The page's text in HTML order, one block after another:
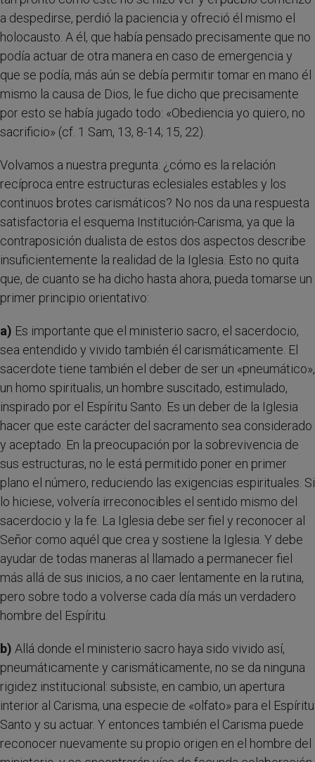
a despedirse, perdió la paciencia y ofreció él mismo el
holocausto. A él, que había pensado precisamente que no
podía actuar de otra manera en caso de emergencia y
que se podía, más aún se debía permitir tomar en mano él
mismo la causa de Dios, le fue dicho que precisamente
por esto se había jugado todo: «Obediencia yo quiero, no
sacrificio» (cf. 1 Sam, 13, 8-14; 15, 22).
Volvamos a nuestra pregunta: ¿cómo es la relación
recíproca entre estructuras eclesiales estables y los
continuos brotes carismáticos? No nos da una respuesta
satisfactoria el esquema Institución-Carisma, ya que la
contraposición dualista de estos dos aspectos describe
insuficientemente la realidad de la Iglesia. Esto no quita
que, de cuanto se ha dicho hasta ahora, pueda tomarse un
primer principio orientativo:
a) Es importante que el ministerio sacro, el sacerdocio,
sea entendido y vivido también él carismáticamente. El
sacerdote tiene también el deber de ser un «pneumático»,
un homo spiritualis, un hombre suscitado, estimulado,
inspirado por el Espíritu Santo. Es un deber de la Iglesia
hacer que este carácter del sacramento sea considerado
y aceptado. En la preocupación por la sobrevivencia de
sus estructuras, no le está permitido poner en primer
plano el número, reduciendo las exigencias espirituales. Si
lo hiciese, volvería irreconocibles el sentido mismo del
sacerdocio y la fe. La Iglesia debe ser fiel y reconocer al
Señor como aquél que crea y sostiene la Iglesia. Y debe
ayudar de todas maneras al llamado a permanecer fiel
más allá de sus inicios, a no caer lentamente en la rutina,
pero sobre todo a volverse cada día más un verdadero
hombre del Espíritu.
b) Allá donde el ministerio sacro haya sido vivido así,
pneumáticamente y carismáticamente, no se da ninguna
rigidez institucional: subsiste, en cambio, un apertura
interior al Carisma, una especie de «olfato» para el Espíritu
Santo y su actuar. Y entonces también el Carisma puede
reconocer nuevamente su propio origen en el hombre del